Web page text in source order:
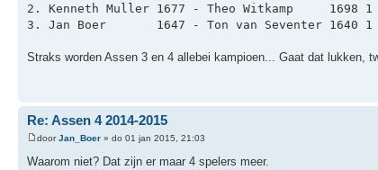
2. Kenneth Muller 1677 - Theo Witkamp     1698
3. Jan Boer       1647 - Ton van Seventer 1640
Straks worden Assen 3 en 4 allebei kampioen... Gaat dat lukken,
Re: Assen 4 2014-2015
doorJan_Boer » do 01 jan 2015, 21:03
Waarom niet? Dat zijn er maar 4 spelers meer.